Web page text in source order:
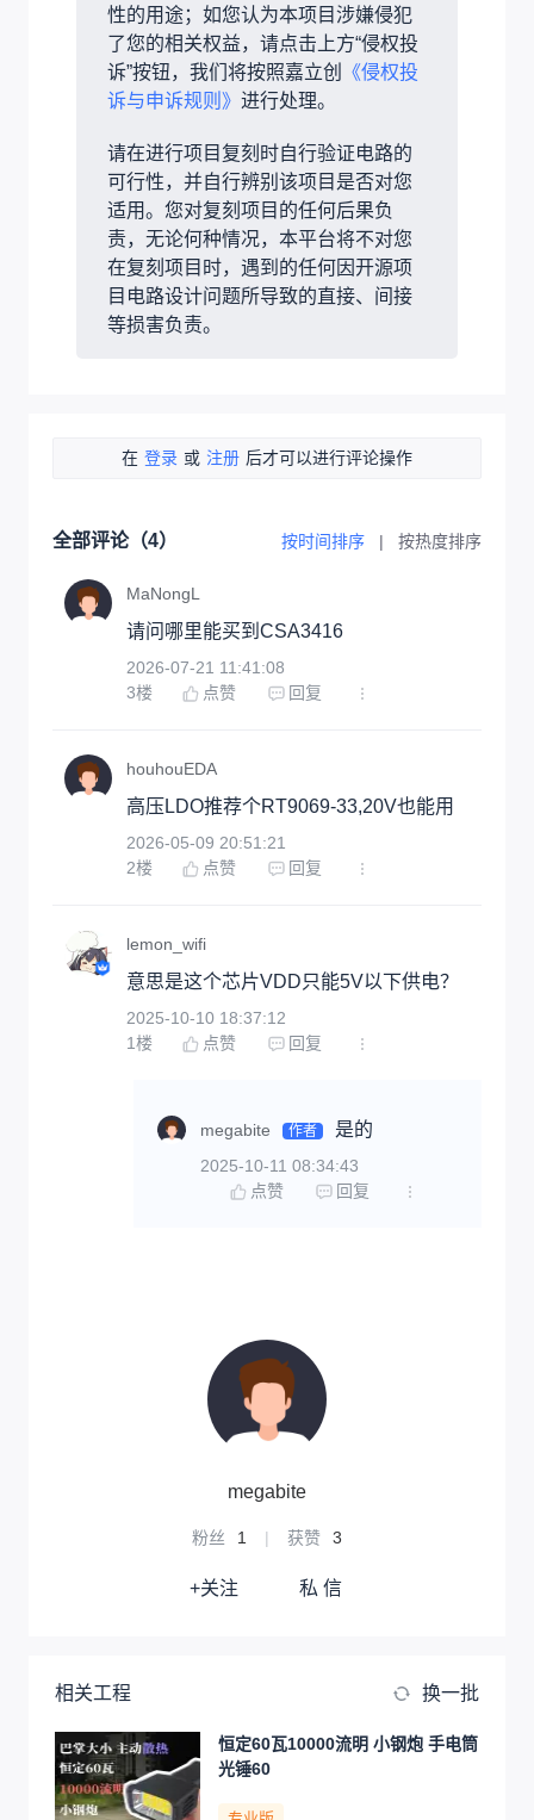
性的用途；如您认为本项目涉嫌侵犯
了您的相关权益，请点击上方“侵权投
诉”按钮，我们将按照嘉立创
《侵权投
诉与申诉规则》 进行处理。
请在进行项目复刻时自行验证电路的
可行性，并自行辨别该项目是否对您
适用。您对复刻项目的任何后果负
责，无论何种情况，本平台将不对您
在复刻项目时，遇到的任何因开源项
目电路设计问题所导致的直接、间接
等损害负责。
在 登录 或 注册 后才可以进行评论操作
全部评论（4） 按时间排序 | 按热度排序
MaNongL
请问哪里能买到CSA3416
2026-07-21 11:41:08
3楼 点赞 回复
houhouEDA
高压LDO推荐个RT9069-33,20V也能用
2026-05-09 20:51:21
2楼 点赞 回复
lemon_wifi
意思是这个芯片VDD只能5V以下供电？
2025-10-10 18:37:12
1楼 点赞 回复
megabite 作者 是的
2025-10-11 08:34:43
点赞
回复
megabite
粉丝 1 | 获赞 3
+关注 私 信
相关工程 换一批
恒定60瓦10000流明 小钢炮 手电筒
光锤60